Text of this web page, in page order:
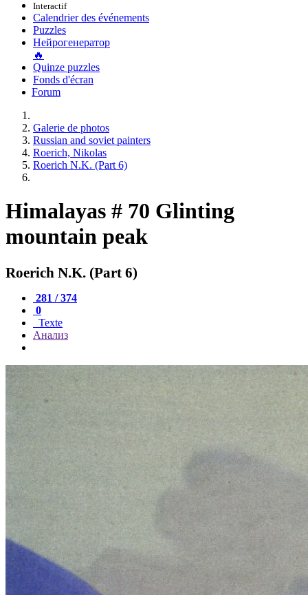
Interactif
Calendrier des événements
Puzzles
Нейрогенератор
🔥
Quinze puzzles
Fonds d'écran
Forum
Galerie de photos
Russian and soviet painters
Roerich, Nikolas
Roerich N.K. (Part 6)
Himalayas # 70 Glinting
mountain peak
Roerich N.K. (Part 6)
281 / 374
0
Texte
Анализ